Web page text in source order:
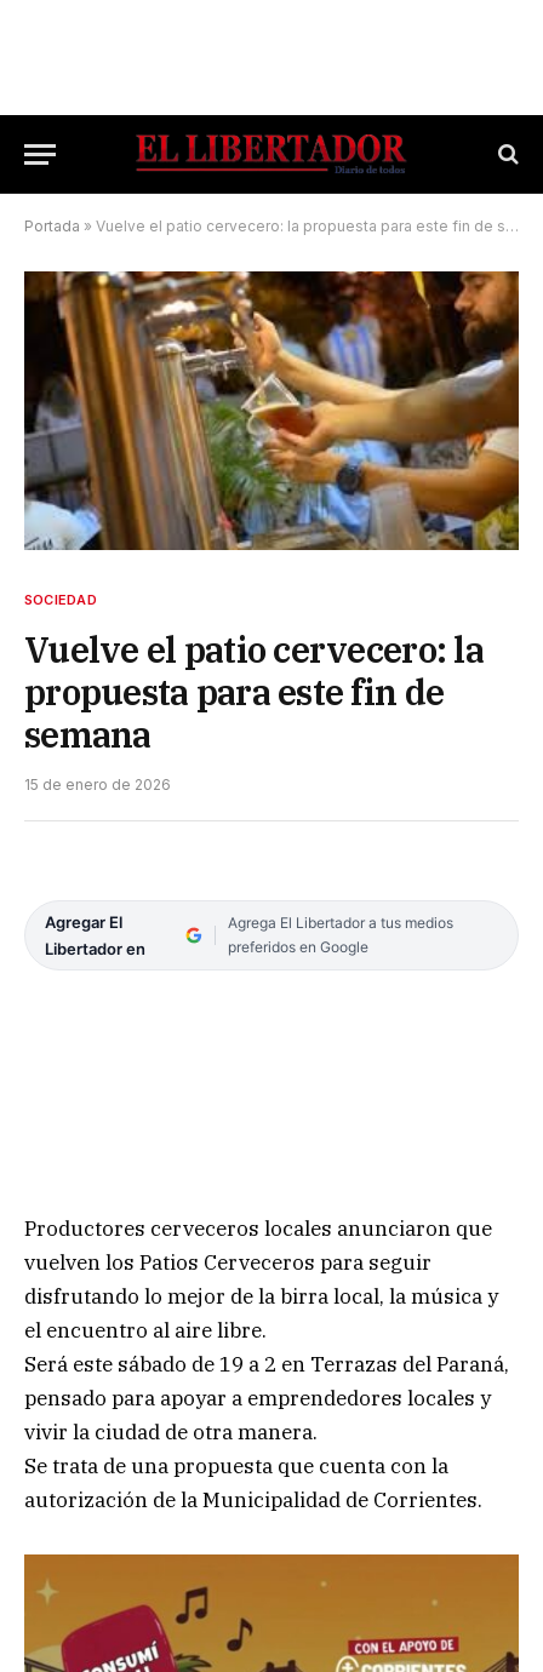
Portada » Vuelve el patio cervecero: la propuesta para este fin de semana
SOCIEDAD
Vuelve el patio cervecero: la
propuesta para este fin de
semana
15 de enero de 2026
Agregar El
Libertador en
Agrega El Libertador a tus medios
preferidos en Google
Productores cerveceros locales anunciaron que
vuelven los Patios Cerveceros para seguir
disfrutando lo mejor de la birra local, la música y
el encuentro al aire libre.
Será este sábado de 19 a 2 en Terrazas del Paraná,
pensado para apoyar a emprendedores locales y
vivir la ciudad de otra manera.
Se trata de una propuesta que cuenta con la
autorización de la Municipalidad de Corrientes.